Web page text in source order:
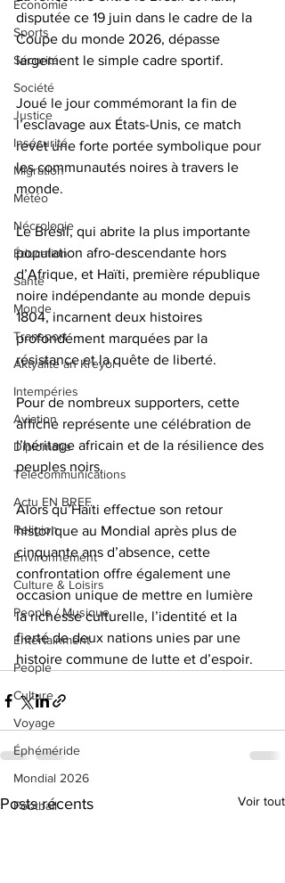
Économie
Sports
Sécurité
Société
Justice
Insécurité
Migration
Météo
Nécrologie
Éducation
Santé
Monde
Transport
Aktyalite an Kreyòl
Intempéries
Aviation
Diplomatie
Télécommunications
Actu EN BREF
Religion
Environnement
Culture & Loisirs
People / Musique
Entertainment
People
Culture
Voyage
Éphéméride
Mondial 2026
Football
disputée ce 19 juin dans le cadre de la
Coupe du monde 2026, dépasse
largement le simple cadre sportif.
Joué le jour commémorant la fin de
l’esclavage aux États-Unis, ce match
revêt une forte portée symbolique pour
les communautés noires à travers le
monde.
Le Brésil, qui abrite la plus importante
population afro-descendante hors
d’Afrique, et Haïti, première république
noire indépendante au monde depuis
1804, incarnent deux histoires
profondément marquées par la
résistance et la quête de liberté.
Pour de nombreux supporters, cette
affiche représente une célébration de
l’héritage africain et de la résilience des
peuples noirs.
Alors qu’Haïti effectue son retour
historique au Mondial après plus de
cinquante ans d’absence, cette
confrontation offre également une
occasion unique de mettre en lumière
la richesse culturelle, l’identité et la
fierté de deux nations unies par une
histoire commune de lutte et d’espoir.
Posts récents Voir tout